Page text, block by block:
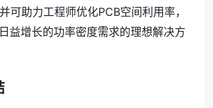
可助力工程师优化PCB空间利用率，
益增长的功率密度需求的理想解决方